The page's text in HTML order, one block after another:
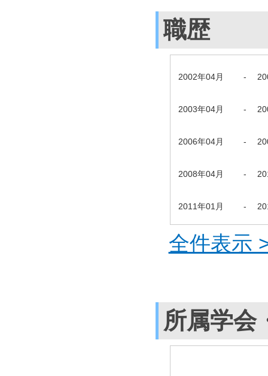
職歴
2002年04月 -
2003年04月 -
2006年04月 -
2008年04月 -
2011年01月 -
全件表示
所属学会